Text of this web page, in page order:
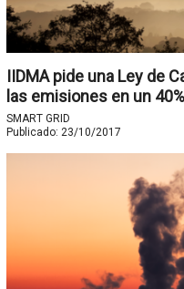
IIDMA pide una Ley de
las emisiones en un
SMART GRID
Publicado: 23/10/2017